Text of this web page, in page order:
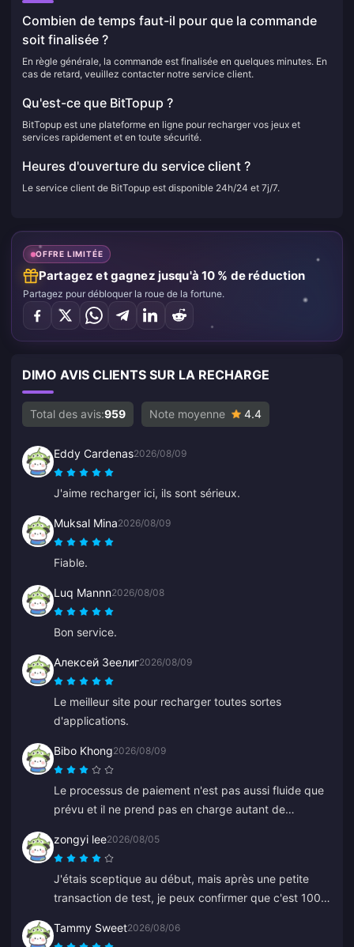
Combien de temps faut-il pour que la commande
soit finalisée ?
En règle générale, la commande est finalisée en quelques minutes. En
cas de retard, veuillez contacter notre service client.
Qu'est-ce que BitTopup ?
BitTopup est une plateforme en ligne pour recharger vos jeux et
services rapidement et en toute sécurité.
Heures d'ouverture du service client ?
Le service client de BitTopup est disponible 24h/24 et 7j/7.
OFFRE LIMITÉE
Partagez et gagnez jusqu'à 10 % de réduction
Partagez pour débloquer la roue de la fortune.
DIMO AVIS CLIENTS SUR LA RECHARGE
Total des avis:959 Note moyenne 4.4
Eddy Cardenas2026/08/09
J'aime recharger ici, ils sont sérieux.
Muksal Mina2026/08/09
Fiable.
Luq Mannn2026/08/08
Bon service.
Алексей Зеелиг2026/08/09
Le meilleur site pour recharger toutes sortes
d'applications.
Bibo Khong2026/08/09
Le processus de paiement n'est pas aussi fluide que
prévu et il ne prend pas en charge autant de
a parfois des ralentissements ou se fige pendant la
recharge, et le service client est lent à répondre. De
plus, le moment où les paiements sont traités n'est
pas clair. Si ces problèmes étaient résolus, ce serait
beaucoup plus fiable.
zongyi lee2026/08/05
J'étais sceptique au début, mais après une petite
transaction de test, je peux confirmer que c'est 100
moyenne et c'est une plateforme vraiment solide.
Tammy Sweet2026/08/06